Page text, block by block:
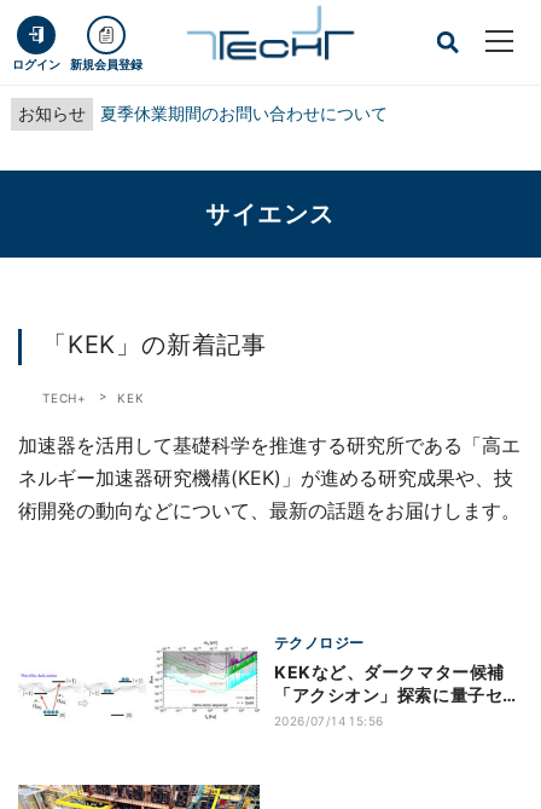
ログイン 新規会員登録
お知らせ 夏季休業期間のお問い合わせについて
サイエンス
「KEK」の新着記事
TECH+ KEK
加速器を活用して基礎科学を推進する研究所である「高エ
ネルギー加速器研究機構(KEK)」が進める研究成果や、技
術開発の動向などについて、最新の話題をお届けします。
テクノロジー
KEKなど、ダークマター候補
「アクシオン」探索に量子セン
サが有効と発表
2026/07/14 15:56